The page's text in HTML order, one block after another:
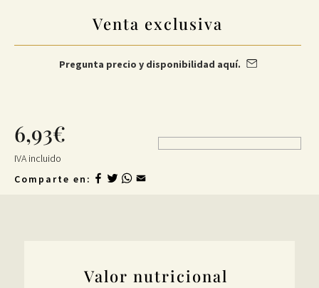
Tienda
Venta exclusiva
Pregunta precio y disponibilidad aquí.
6,93€
IVA incluido
Comparte en:
Valor nutricional